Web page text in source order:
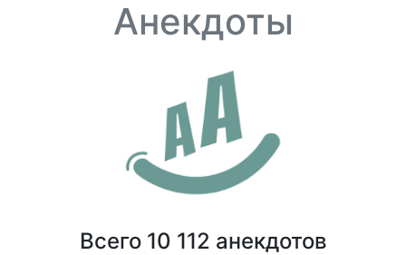
Анекдоты
Всего 10 112 анекдотов